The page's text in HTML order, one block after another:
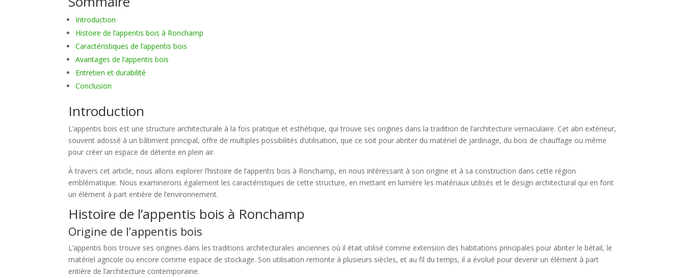
Introduction
Histoire de l’appentis bois à Ronchamp
Caractéristiques de l’appentis bois
Avantages de l’appentis bois
Entretien et durabilité
Conclusion
Introduction
L’appentis bois est une structure architecturale à la fois pratique et esthétique, qui trouve ses origines dans la tradition de l’architecture vernaculaire. Cet abri extérieur,
souvent adossé à un bâtiment principal, offre de multiples possibilités d’utilisation, que ce soit pour abriter du matériel de jardinage, du bois de chauffage ou même
pour créer un espace de détente en plein air.
À travers cet article, nous allons explorer l’histoire de l’appentis bois à Ronchamp, en nous intéressant à son origine et à sa construction dans cette région
emblématique. Nous examinerons également les caractéristiques de cette structure, en mettant en lumière les matériaux utilisés et le design architectural qui en font
un élément à part entière de l’environnement.
Histoire de l’appentis bois à Ronchamp
Origine de l’appentis bois
L’appentis bois trouve ses origines dans les traditions architecturales anciennes où il était utilisé comme extension des habitations principales pour abriter le bétail, le
matériel agricole ou encore comme espace de stockage. Son utilisation remonte à plusieurs siècles, et au fil du temps, il a évolué pour devenir un élément à part
entière de l’architecture contemporaine.